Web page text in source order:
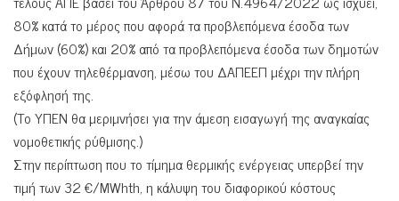
80% κατά το μέρος που αφορά τα προβλεπόμενα έσοδα των
Δήμων (60%) και 20% από τα προβλεπόμενα έσοδα των δημοτών
που έχουν τηλεθέρμανση, μέσω του ΔΑΠΕΕΠ μέχρι την πλήρη
εξόφλησή της.
(Το ΥΠΕΝ θα μεριμνήσει για την άμεση εισαγωγή της αναγκαίας
νομοθετικής ρύθμισης.)
Στην περίπτωση που το τίμημα θερμικής ενέργειας υπερβεί την
τιμή των 32 €/MWhth, η κάλυψη του διαφορικού κόστους